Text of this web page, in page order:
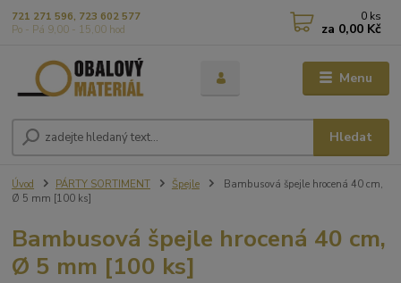
Menu
Hledat
721 271 596, 723 602 577
Po - Pá 9,00 - 15,00 hod
0 ks
za 0,00 Kč
Úvod PÁRTY SORTIMENT Špejle
Bambusová špejle hrocená 40 cm,
Ø 5 mm [100 ks]
Bambusová špejle hrocená 40 cm,
Ø 5 mm [100 ks]